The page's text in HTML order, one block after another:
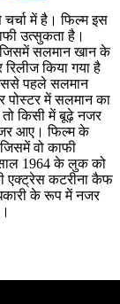
में है। फिल्म इस
उत्सुकता है।
सलमान खान के
किया गया है
पहले सलमान
पोस्टर में सलमान का
किसी में बूढ़े नजर
आए। फिल्म के
वो काफी
1964 के लुक को
एक्ट्रेस कटरीना कैफ
के रूप में नजर